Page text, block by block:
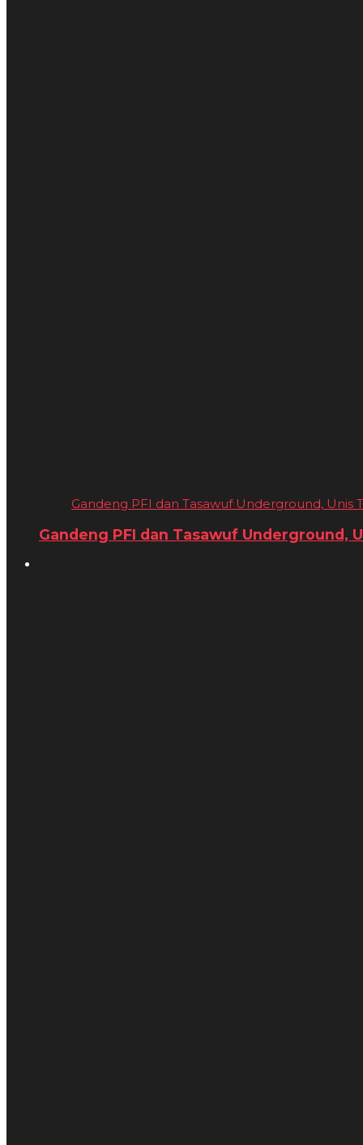
Gandeng PFI dan Tasawuf Underground, Unis
Gandeng PFI dan Tasawuf Underground,